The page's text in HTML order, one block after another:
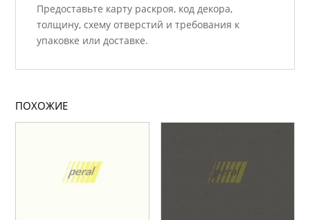
Предоставьте карту раскроя, код декора,
толщину, схему отверстий и требования к
упаковке или доставке.
ПОХОЖИЕ